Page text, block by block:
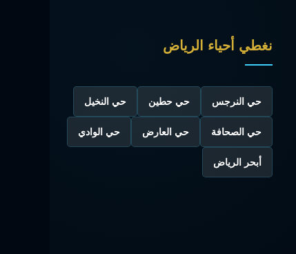
نغطي أحياء الرياض
حي النرجس حي حطين حي النخيل
حي الصحافة حي العارض حي الوادي
أبحر الرياض